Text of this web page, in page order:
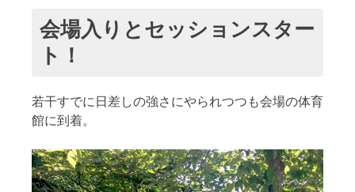
会場入りとセッションスター
ト！
若干すでに日差しの強さにやられつつも会場の体育
館に到着。